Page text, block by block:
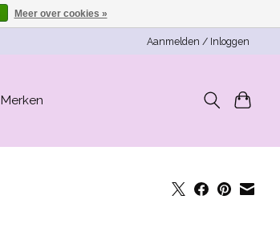
Aanmelden / Inloggen
Merken
Meer over cookies »